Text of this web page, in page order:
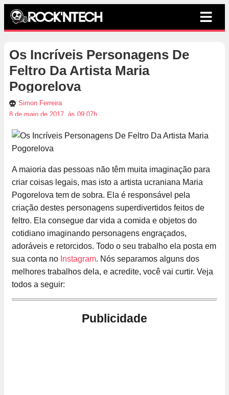
Os Incríveis Personagens De
Feltro Da Artista Maria
Pogorelova
Simon Ferreira
8 de maio de 2017, às 09:07h
A maioria das pessoas não têm muita imaginação para
criar coisas legais, mas isto a artista ucraniana Maria
Pogorelova tem de sobra. Ela é responsável pela
criação destes personagens superdivertidos feitos de
feltro. Ela consegue dar vida a comida e objetos do
cotidiano imaginando personagens engraçados,
adoráveis e retorcidos. Todo o seu trabalho ela posta em
sua conta no Instagram. Nós separamos alguns dos
melhores trabalhos dela, e acredite, você vai curtir. Veja
todos a seguir:
Publicidade